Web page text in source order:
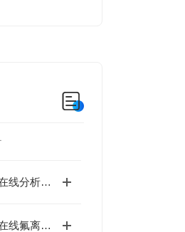
工业软化水钙离子在线分析仪选购要点：低量程微量监测如何选型
电镀厂排放口废水在线氟离子监测仪为何选0.01-10mg/L量程？